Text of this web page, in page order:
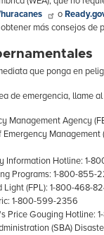
o
más consejos de
que ponga en
de emergencia, llame al
Management Agency
Management
Information Hotline: 1-
Programs: 1-800-855-
Light (FPL): 1-800-468-
1-800-599-2356
Price Gouging Hotline:
(SBA)